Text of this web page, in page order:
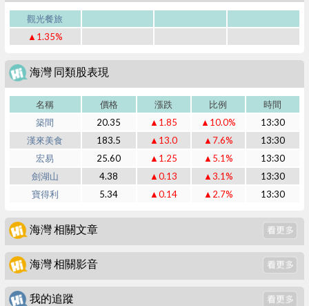
觀光餐旅
▲1.35%
海灣 同類股表現
名稱 價格 漲跌 比例
時間
築間
20.35 ▲1.85 ▲10.0%
13:30
漢來美食
183.5 ▲13.0 ▲7.6%
13:30
宏易
25.60 ▲1.25 ▲5.1%
13:30
劍湖山
4.38 ▲0.13 ▲3.1%
13:30
寶得利
5.34 ▲0.14 ▲2.7% 13:30
海灣 相關文章
海灣 相關影音
我的追蹤